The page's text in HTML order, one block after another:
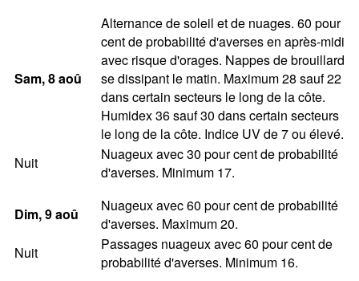
Sam, 8aoû
Alternance de soleil et de nuages. 60 pour
cent de probabilité d'averses en après-midi
avec risque d'orages. Nappes de brouillard
se dissipant le matin. Maximum 28 sauf 22
dans certain secteurs le long de la côte.
Humidex 36 sauf 30 dans certain secteurs
le long de la côte. Indice UV de 7 ou élevé.
Nuit
Nuageux avec 30 pour cent de probabilité
d'averses. Minimum 17.
Dim, 9aoû
Nuageux avec 60 pour cent de probabilité
d'averses. Maximum 20.
Nuit
Passages nuageux avec 60 pour cent de
probabilité d'averses. Minimum 16.